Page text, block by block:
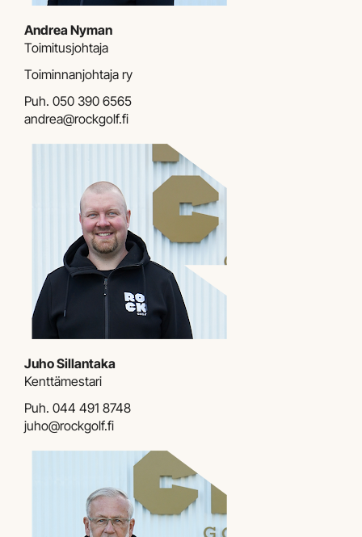
Andrea Nyman
Toimitusjohtaja
Toiminnanjohtaja ry
Puh. 050 390 6565
andrea@rockgolf.fi
Juho Sillantaka
Kenttämestari
Puh. 044 491 8748
juho@rockgolf.fi